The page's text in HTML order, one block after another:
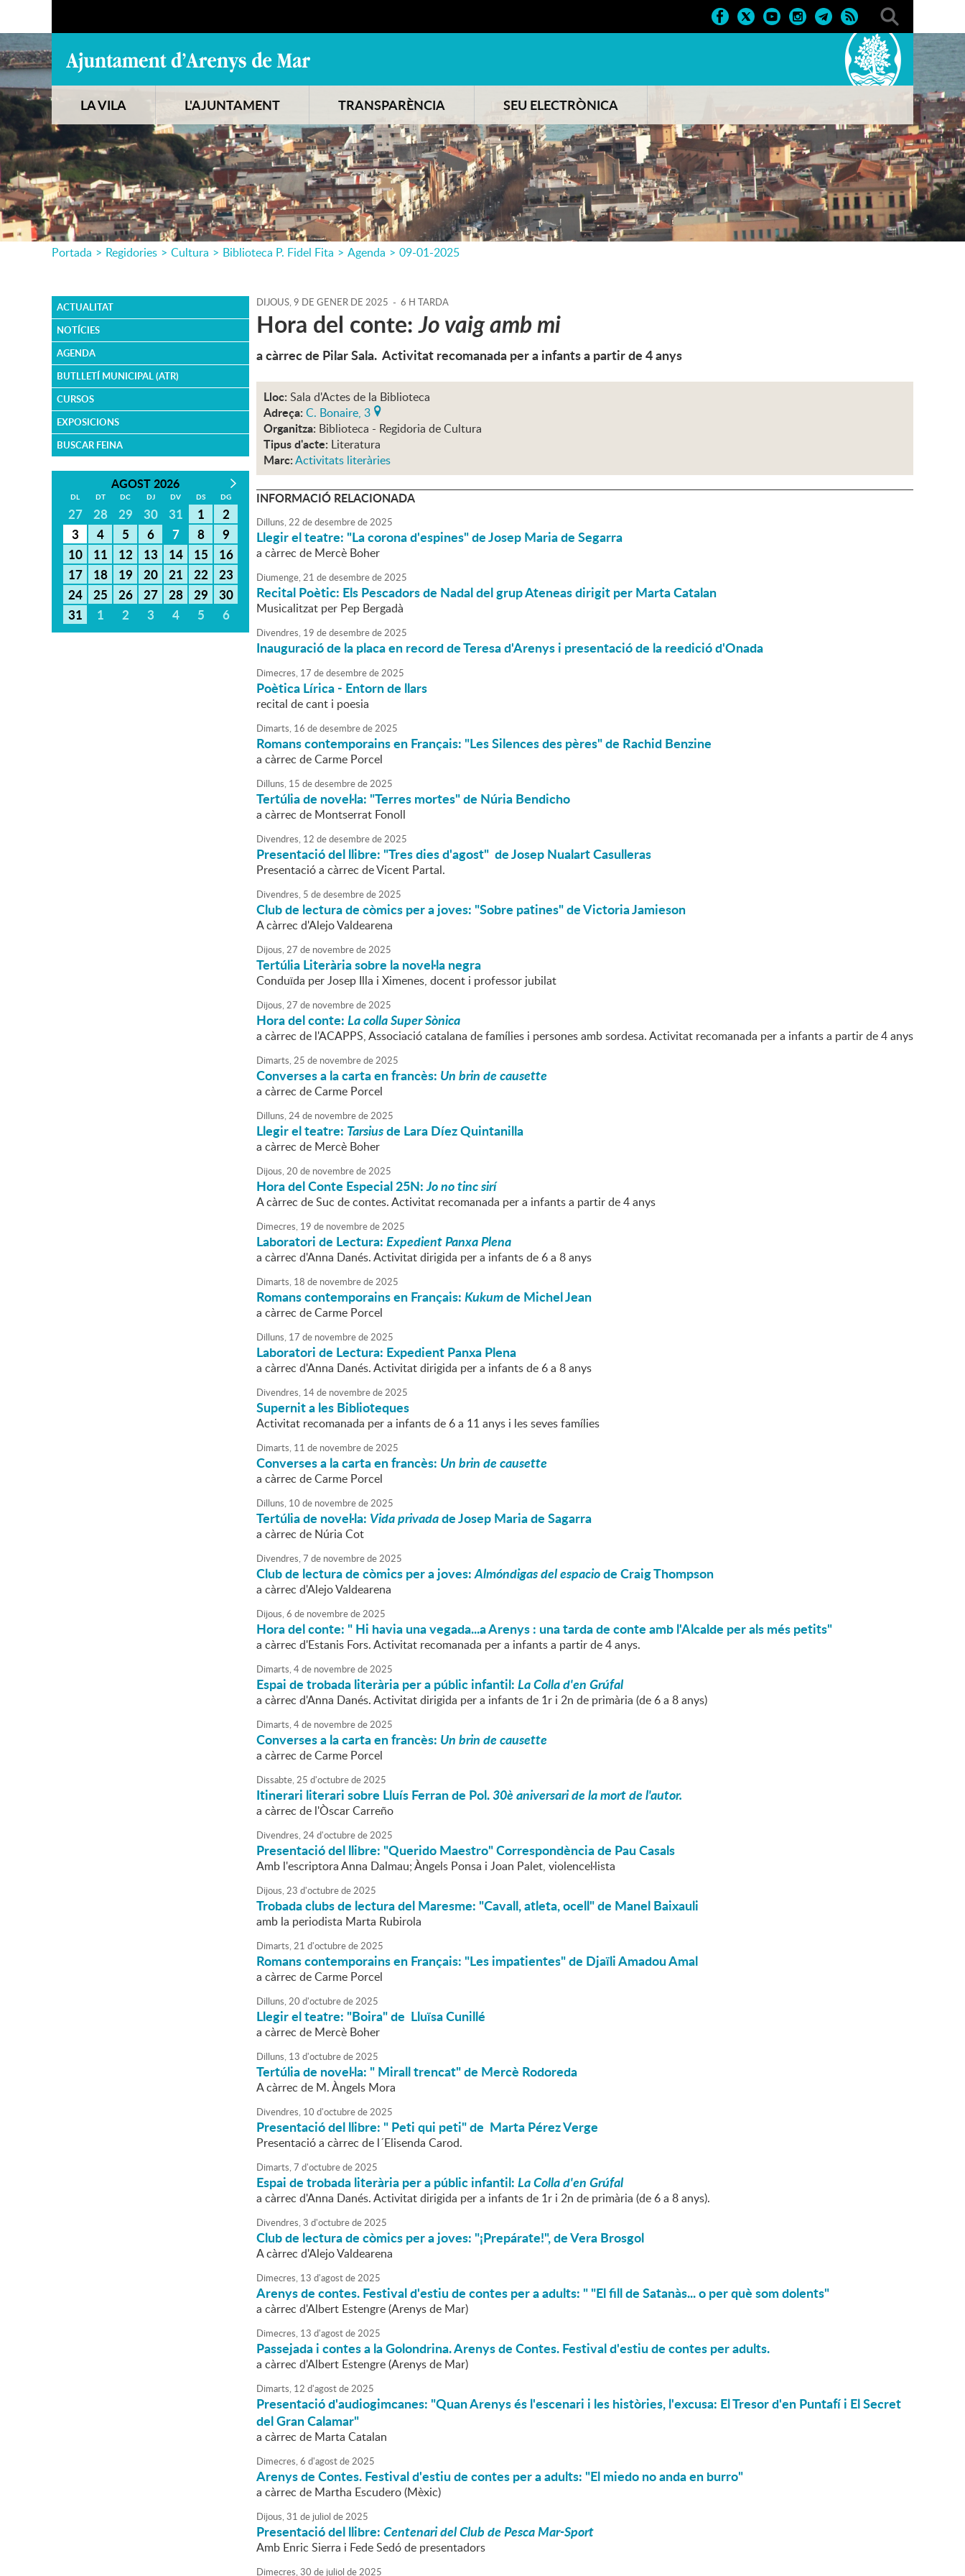
LA VILA L'AJUNTAMENT TRANSPARÈNCIA SEU ELECTRÒNICA
Portada > Regidories > Cultura > Biblioteca P. Fidel Fita > Agenda > 09-01-2025
ACTUALITAT
NOTÍCIES
AGENDA
BUTLLETÍ MUNICIPAL (ATR)
CURSOS
EXPOSICIONS
BUSCAR FEINA
AGOST 2026
DL DT DC DJ DV DS DG
27 28 29 30 31 1
2
3
4 5 6 7 8
9
10
11 12 13 14 15
16
17
18 19 20 21 22
23
24
25 26 27 28 29
30
31
1 2 3 4 5 6
DIJOUS,9 DE GENER DE 2025 - 6 H TARDA
Hora del conte:Jo vaig amb mi
a càrrec de Pilar Sala. Activitat recomanada per a infants a partir de 4 anys
Lloc: Sala d'Actes de la Biblioteca
Adreça: C. Bonaire, 3
Organitza: Biblioteca - Regidoria de Cultura
Tipus d'acte: Literatura
Marc:Activitats literàries
INFORMACIÓ RELACIONADA
Dilluns,22 dedesembrede2025
Llegir el teatre: "La corona d'espines" de Josep Maria de Segarra
a càrrec de Mercè Boher
Diumenge,21 dedesembrede2025
Recital Poètic: Els Pescadors de Nadal del grup Ateneas dirigit per Marta Catalan
Musicalitzat per Pep Bergadà
Divendres, 19 dedesembrede2025
Inauguració de la placa en record de Teresa d'Arenys i presentació de la reedició d'Onada
Dimecres, 17 dedesembrede2025
Poètica Lírica - Entorn de llars
recital de cant i poesia
Dimarts, 16 dedesembrede2025
Romans contemporains en Français: "Les Silences des pères" de Rachid Benzine
a càrrec de Carme Porcel
Dilluns, 15 dedesembrede2025
Tertúlia de novel·la: "Terres mortes" de Núria Bendicho
a càrrec de Montserrat Fonoll
Divendres, 12 dedesembrede2025
Presentació del llibre: "Tres dies d'agost" de Josep Nualart Casulleras
Presentació a càrrec de Vicent Partal.
Divendres, 5 dedesembrede2025
Club de lectura de còmics per a joves: "Sobre patines" de Victoria Jamieson
A càrrec d'Alejo Valdearena
Dijous,27 de novembrede2025
Tertúlia Literària sobre la novel·la negra
Conduïda per Josep Illa i Ximenes, docent i professor jubilat
Dijous,27 de novembrede2025
Hora del conte:La colla Super Sònica
a càrrec de l'ACAPPS, Associació catalana de famílies i persones amb sordesa. Activitat recomanada per a infants a partir de 4 anys
Dimarts,25 de novembrede2025
Converses a la carta en francès: Un brin de causette
a càrrec de Carme Porcel
Dilluns,24de novembrede2025
Llegir el teatre: Tarsiusde Lara Díez Quintanilla
a càrrec de Mercè Boher
Dijous,20 de novembrede2025
Hora del Conte Especial 25N:Jo no tinc sirí
A càrrec de Suc de contes. Activitat recomanada per a infants a partir de 4 anys
Dimecres, 19 de novembrede2025
Laboratori de Lectura:Expedient Panxa Plena
a càrrec d'Anna Danés. Activitat dirigida per a infants de 6 a 8 anys
Dimarts, 18 de novembrede2025
Romans contemporains en Français:Kukumde Michel Jean
a càrrec de Carme Porcel
Dilluns, 17 de novembrede2025
Laboratori de Lectura: Expedient Panxa Plena
a càrrec d'Anna Danés. Activitat dirigida per a infants de 6 a 8 anys
Divendres, 14de novembrede2025
Supernit a les Biblioteques
Activitat recomanada per a infants de 6 a 11 anys i les seves famílies
Dimarts, 11 de novembrede2025
Converses a la carta en francès: Un brin de causette
a càrrec de Carme Porcel
Dilluns, 10 de novembrede2025
Tertúlia de novel·la: Vida privadade Josep Maria de Sagarra
a càrrec de Núria Cot
Divendres,7 de novembrede2025
Club de lectura de còmics per a joves:Almóndigas del espaciode Craig Thompson
a càrrec d'Alejo Valdearena
Dijous,6 de novembrede2025
Hora del conte: " Hi havia una vegada...a Arenys : una tarda de conte amb l'Alcalde per als més petits"
a càrrec d'Estanis Fors. Activitat recomanada per a infants a partir de 4 anys.
Dimarts,4de novembrede2025
Espai de trobada literària per a públic infantil:La Colla d'en Grúfal
a càrrec d'Anna Danés. Activitat dirigida per a infants de 1r i 2n de primària (de 6 a 8 anys)
Dimarts,4de novembrede2025
Converses a la carta en francès: Un brin de causette
a càrrec de Carme Porcel
Dissabte,25 d'octubrede2025
Itinerari literari sobre Lluís Ferran de Pol.30è aniversari de la mort de l'autor.
a càrrec de l'Òscar Carreño
Divendres,24d'octubrede2025
Presentació del llibre: "Querido Maestro" Correspondència de Pau Casals
Amb l'escriptora Anna Dalmau; Àngels Ponsa i Joan Palet, violencel·lista
Dijous,23 d'octubrede2025
Trobada clubs de lectura del Maresme: "Cavall, atleta, ocell" de Manel Baixauli
amb la periodista Marta Rubirola
Dimarts,21 d'octubrede2025
Romans contemporains en Français: "Les impatientes" de Djaïli Amadou Amal
a càrrec de Carme Porcel
Dilluns,20 d'octubrede2025
Llegir el teatre: "Boira" de Lluïsa Cunillé
a càrrec de Mercè Boher
Dilluns, 13 d'octubrede2025
Tertúlia de novel·la: " Mirall trencat" de Mercè Rodoreda
A càrrec de M. Àngels Mora
Divendres, 10 d'octubrede2025
Presentació del llibre: " Peti qui peti" de Marta Pérez Verge
Presentació a càrrec de l´Elisenda Carod.
Dimarts,7 d'octubrede2025
Espai de trobada literària per a públic infantil:La Colla d'en Grúfal
a càrrec d'Anna Danés. Activitat dirigida per a infants de 1r i 2n de primària (de 6 a 8 anys).
Divendres,3 d'octubrede2025
Club de lectura de còmics per a joves: "¡Prepárate!", de Vera Brosgol
A càrrec d'Alejo Valdearena
Dimecres, 13 d'agostde2025
Arenys de contes. Festival d'estiu de contes per a adults: " "El fill de Satanàs... o per què som dolents"
a càrrec d'Albert Estengre (Arenys de Mar)
Dimecres, 13 d'agostde2025
Passejada i contes a la Golondrina. Arenys de Contes. Festival d'estiu de contes per adults.
a càrrec d'Albert Estengre (Arenys de Mar)
Dimarts, 12 d'agostde2025
Presentació d'audiogimcanes: "Quan Arenys és l'escenari i les històries, l'excusa: El Tresor d'en Puntafí i El Secret
del Gran Calamar"
a càrrec de Marta Catalan
Dimecres,6 d'agostde2025
Arenys de Contes. Festival d'estiu de contes per a adults: "El miedo no anda en burro"
a càrrec de Martha Escudero (Mèxic)
Dijous,31 de juliol de2025
Presentació del llibre:Centenari del Club de Pesca Mar-Sport
Amb Enric Sierra i Fede Sedó de presentadors
Dimecres,30 de juliol de2025